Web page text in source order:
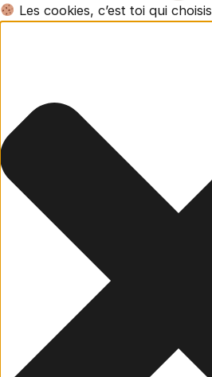
Les cookies, c’est toi qui choisis